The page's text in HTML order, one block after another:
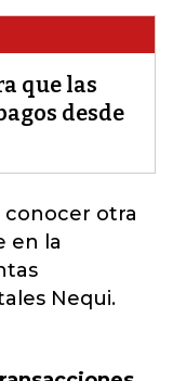
que las
desde
conocer otra
en la
Nequi.